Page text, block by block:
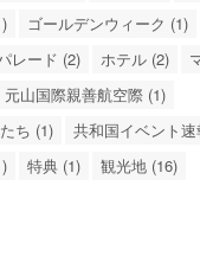
ゴールデンウィーク (1)
レード (2) ホテル (2)
元山国際親善航空際 (1)
ち (1)
共和国イベント
特典 (1) 観光地 (16)